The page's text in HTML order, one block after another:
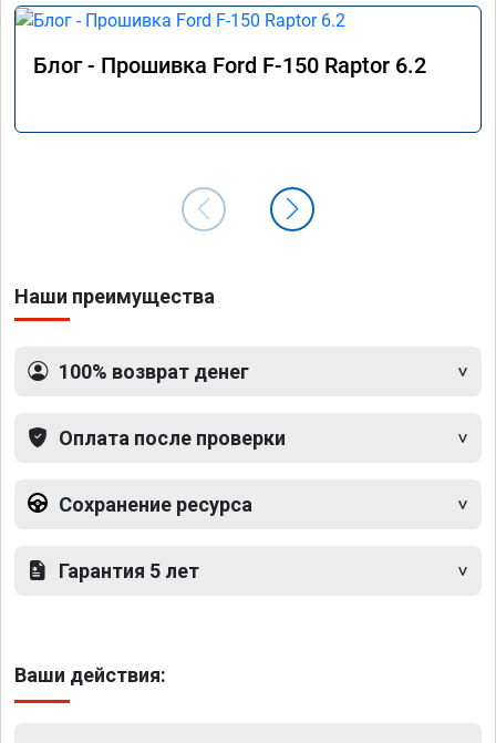
Блог - Прошивка Ford F-150 Raptor 6.2
Наши преимущества
100% возврат денег
Оплата после проверки
Сохранение ресурса
Гарантия 5 лет
Ваши действия: